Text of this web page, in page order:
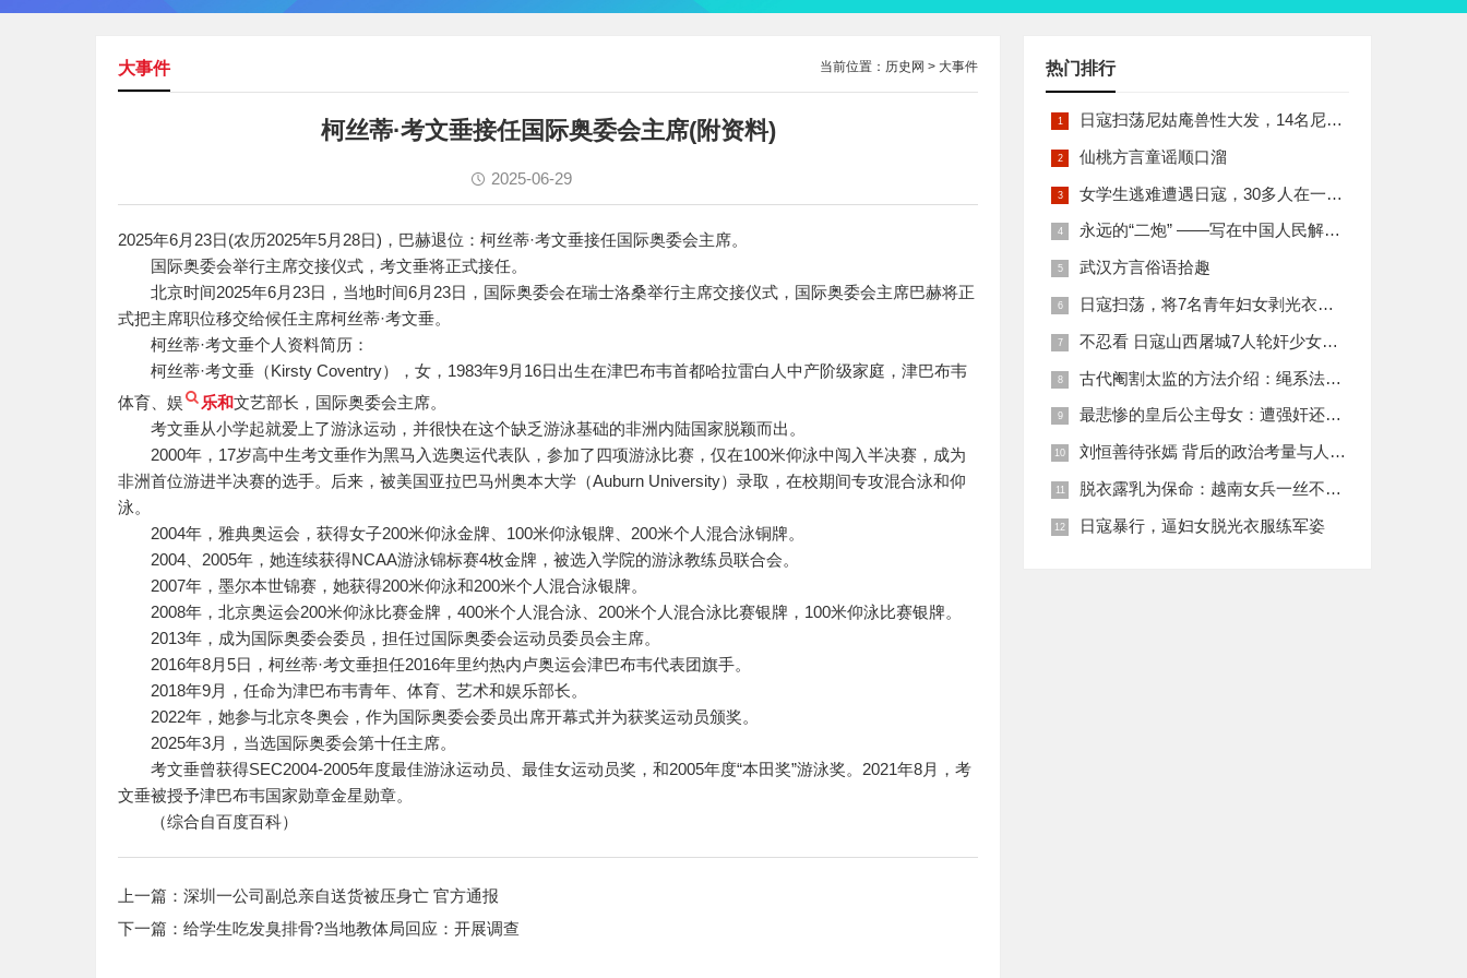
当前位置： 历史网 > 大事件
大事件
柯丝蒂·考文垂接任国际奥委会主席(附资料)
2025-06-29
2025年6月23日(农历2025年5月28日)，巴赫退位：柯丝蒂·考文垂接任国际奥委会主席。
国际奥委会举行主席交接仪式，考文垂将正式接任。
北京时间2025年6月23日，当地时间6月23日，国际奥委会在瑞士洛桑举行主席交接仪式，国际奥委会主席巴赫将正
式把主席职位移交给候任主席柯丝蒂·考文垂。
柯丝蒂·考文垂个人资料简历：
柯丝蒂·考文垂（Kirsty Coventry），女，1983年9月16日出生在津巴布韦首都哈拉雷白人中产阶级家庭，津巴布韦
体育、娱
乐和文艺部长，国际奥委会主席。
考文垂从小学起就爱上了游泳运动，并很快在这个缺乏游泳基础的非洲内陆国家脱颖而出。
2000年，17岁高中生考文垂作为黑马入选奥运代表队，参加了四项游泳比赛，仅在100米仰泳中闯入半决赛，成为
非洲首位游进半决赛的选手。后来，被美国亚拉巴马州奥本大学（Auburn University）录取，在校期间专攻混合泳和仰
泳。
2004年，雅典奥运会，获得女子200米仰泳金牌、100米仰泳银牌、200米个人混合泳铜牌。
2004、2005年，她连续获得NCAA游泳锦标赛4枚金牌，被选入学院的游泳教练员联合会。
2007年，墨尔本世锦赛，她获得200米仰泳和200米个人混合泳银牌。
2008年，北京奥运会200米仰泳比赛金牌，400米个人混合泳、200米个人混合泳比赛银牌，100米仰泳比赛银牌。
2013年，成为国际奥委会委员，担任过国际奥委会运动员委员会主席。
2016年8月5日，柯丝蒂·考文垂担任2016年里约热内卢奥运会津巴布韦代表团旗手。
2018年9月，任命为津巴布韦青年、体育、艺术和娱乐部长。
2022年，她参与北京冬奥会，作为国际奥委会委员出席开幕式并为获奖运动员颁奖。
2025年3月，当选国际奥委会第十任主席。
考文垂曾获得SEC2004-2005年度最佳游泳运动员、最佳女运动员奖，和2005年度“本田奖”游泳奖。2021年8月，考
文垂被授予津巴布韦国家勋章金星勋章。
（综合自百度百科）
上一篇： 深圳一公司副总亲自送货被压身亡 官方通报
下一篇： 给学生吃发臭排骨?当地教体局回应：开展调查
热门排行
日寇扫荡尼姑庵兽性大发，14名尼姑遭玷污后集体自焚
仙桃方言童谣顺口溜
女学生逃难遭遇日寇，30多人在一所小校里被集体奸淫
永远的“二炮” ——写在中国人民解放军火箭军组建之际
武汉方言俗语拾趣
日寇扫荡，将7名青年妇女剥光衣裤在庙前糟蹋
不忍看 日寇山西屠城7人轮奸少女后揪双腿活活分尸
古代阉割太监的方法介绍：绳系法与揉捏法
最悲惨的皇后公主母女：遭强奸还被卖为奴
刘恒善待张嫣 背后的政治考量与人性温情
脱衣露乳为保命：越南女兵一丝不挂的秘密
日寇暴行，逼妇女脱光衣服练军姿